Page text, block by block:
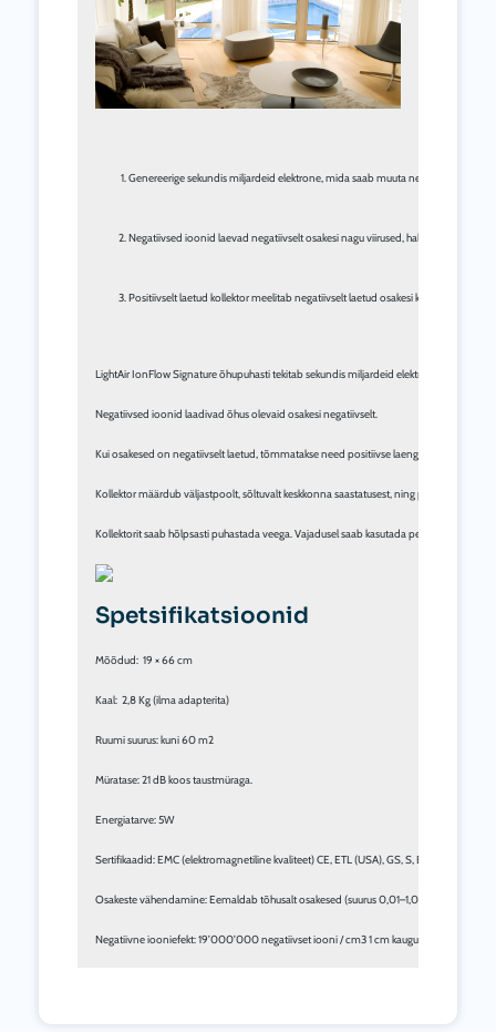
Genereerige sekundis miljardeid elektrone, mida saab muuta negatiivseteks
Negatiivsed ioonid laevad negatiivselt osakesi nagu viirused, hallitus, õietolm ja
Positiivselt laetud kollektor meelitab negatiivselt laetud osakesi kuni PM0.007.
LightAir IonFlow Signature õhupuhasti tekitab sekundis miljardeid elektrone, mis
Negatiivsed ioonid laadivad õhus olevaid osakesi negatiivselt.
Kui osakesed on negatiivselt laetud, tõmmatakse need positiivse laenguga kollektori
Kollektor määrdub väljastpoolt, sõltuvalt keskkonna saastatusest, ning paigutuse
Kollektorit saab hõlpsasti puhastada veega. Vajadusel saab kasutada pesuainet.
Spetsifikatsioonid
Mõõdud:  19 × 66 cm
Kaal:  2,8 Kg (ilma adapterita)
Ruumi suurus: kuni 60 m2
Müratase: 21 dB koos taustmüraga.
Energiatarve: 5W
Sertifikaadid: EMC (elektromagnetiline kvaliteet) CE, ETL (USA), GS, S, BSMI, CQC
Osakeste vähendamine: Eemaldab tõhusalt osakesed (suurus 0,01–1,0 μm). Eriti
Negatiivne iooniefekt: 19’000’000 negatiivset iooni / cm3 1 cm kaugusel, 250’000